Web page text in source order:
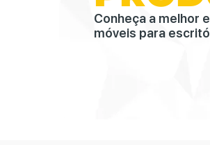
Conheça a melhor
móveis para